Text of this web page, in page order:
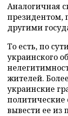
Аналогичная
президентом,
другими
То есть, по
украинского
жителей.
украинские
политические
вывести ее из